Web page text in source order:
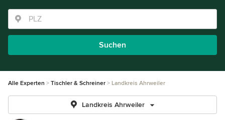
Suchen
Alle Experten Tischler & Schreiner Landkreis Ahrweiler
Landkreis Ahrweiler